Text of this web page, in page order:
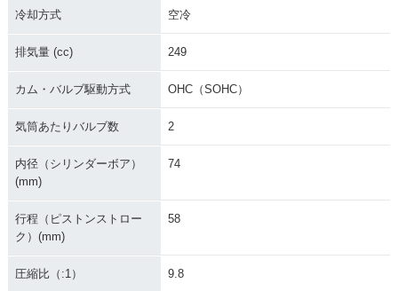
冷却方式 空冷
排気量 (cc) 249
カム・バルブ駆動方式 OHC（SOHC）
気筒あたりバルブ数 2
内径（シリンダーボア）
(mm)
74
行程（ピストンストロー
ク）(mm)
58
圧縮比（:1） 9.8